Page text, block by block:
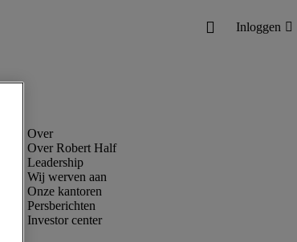
Over Robert Half
Leadership
Wij werven aan
Onze kantoren
Persberichten
Investor center